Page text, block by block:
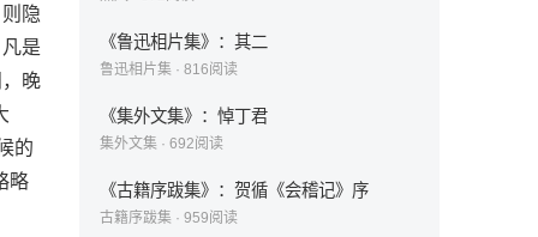
隐
是
晚
的
略
《鲁迅相片集》：其二
鲁迅相片集 · 816阅读
《集外文集》：悼丁君
集外文集 · 692阅读
《古籍序跋集》：贺循《会稽记》序
古籍序跋集 · 959阅读